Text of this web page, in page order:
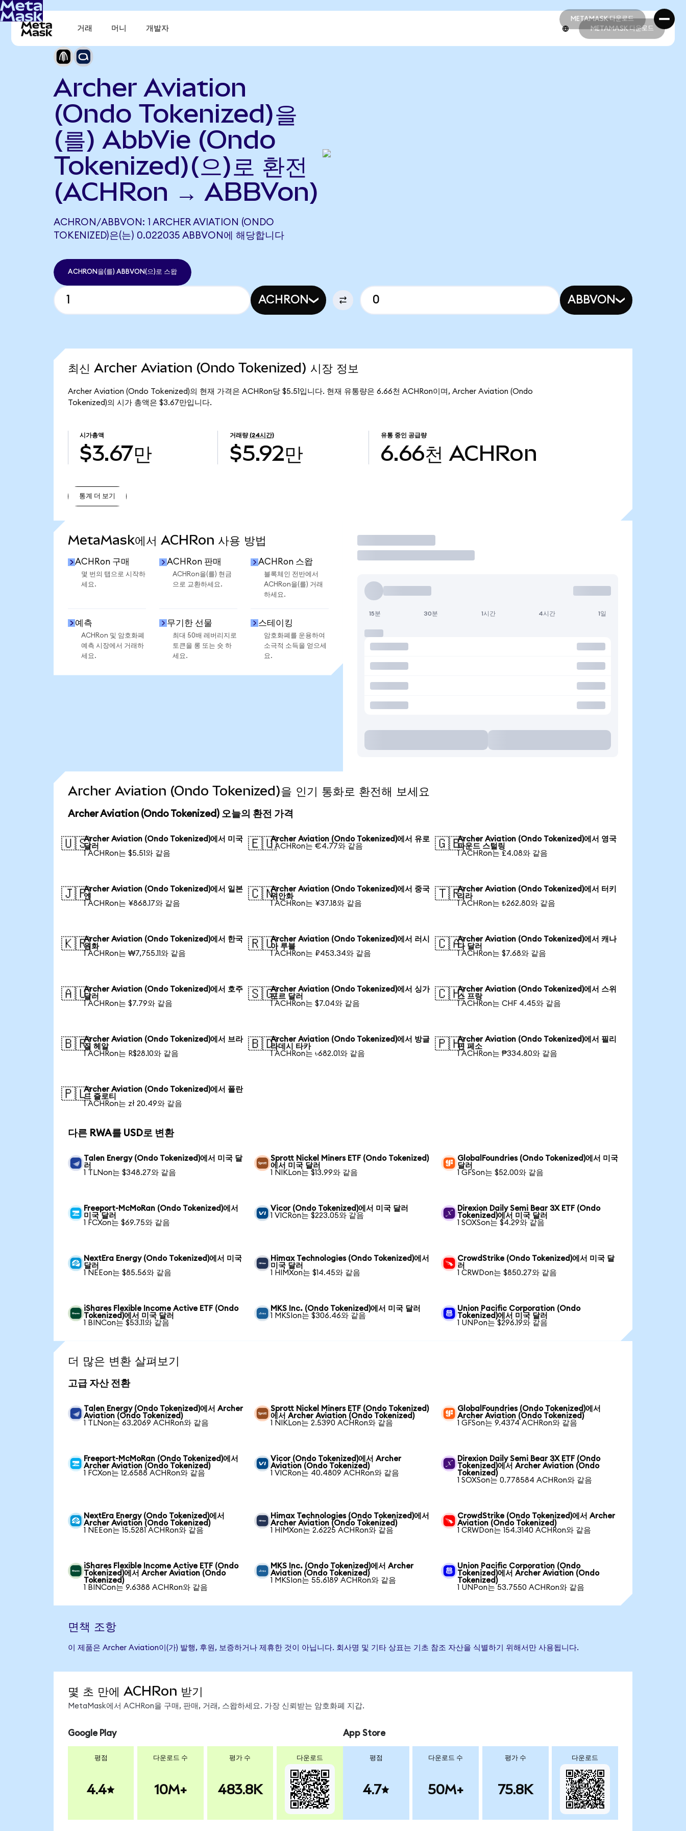
METAMASK 다운로드
METAMASK 다운로드
거래 머니 개발자 METAMASK 다운로드
Archer Aviation
(Ondo Tokenized)을
(를) AbbVie (Ondo
Tokenized)(으)로 환전
(ACHRon → ABBVon)
ACHRON/ABBVON: 1 ARCHER AVIATION (ONDO
TOKENIZED)은(는) 0.022035 ABBVON에 해당합니다
ACHRON을(를) ABBVON(으)로 스왑
ACHRON ABBVON
최신 Archer Aviation (Ondo Tokenized) 시장 정보
Archer Aviation (Ondo Tokenized)의 현재 가격은 ACHRon당 $5.51입니다. 현재 유통량은 6.66천 ACHRon이며, Archer Aviation (Ondo
Tokenized)의 시가 총액은 $3.67만입니다.
시가총액
$3.67만
거래량 (24시간)
$5.92만
유통 중인 공급량
6.66천 ACHRon
통계 더 보기
MetaMask에서 ACHRon 사용 방법
ACHRon 구매
몇 번의 탭으로 시작하
세요.
ACHRon 판매
ACHRon을(를) 현금
으로 교환하세요.
ACHRon 스왑
블록체인 전반에서
ACHRon을(를) 거래
하세요.
예측
ACHRon 및 암호화폐
예측 시장에서 거래하
세요.
무기한 선물
최대 50배 레버리지로
토큰을 롱 또는 숏 하
세요.
스테이킹
암호화폐를 운용하여
소극적 소득을 얻으세
요.
거래
15분 30분 1시간 4시간 1일
Archer Aviation (Ondo Tokenized)을 인기 통화로 환전해 보세요
Archer Aviation (Ondo Tokenized) 오늘의 환전 가격
🇺🇸Archer Aviation (Ondo Tokenized)에서 미국
달러
1 ACHRon는 $5.51와 같음
🇪🇺Archer Aviation (Ondo Tokenized)에서 유로
1 ACHRon는 €4.77와 같음
🇬🇧Archer Aviation (Ondo Tokenized)에서 영국
파운드 스털링
1 ACHRon는 £4.08와 같음
🇯🇵Archer Aviation (Ondo Tokenized)에서 일본
엔
1 ACHRon는 ¥868.17와 같음
🇨🇳Archer Aviation (Ondo Tokenized)에서 중국
위안화
1 ACHRon는 ¥37.18와 같음
🇹🇷Archer Aviation (Ondo Tokenized)에서 터키
리라
1 ACHRon는 ₺262.80와 같음
🇰🇷Archer Aviation (Ondo Tokenized)에서 한국
원화
1 ACHRon는 ₩7,755.11와 같음
🇷🇺Archer Aviation (Ondo Tokenized)에서 러시
아 루블
1 ACHRon는 ₽453.34와 같음
🇨🇦Archer Aviation (Ondo Tokenized)에서 캐나
다 달러
1 ACHRon는 $7.68와 같음
🇦🇺Archer Aviation (Ondo Tokenized)에서 호주
달러
1 ACHRon는 $7.79와 같음
🇸🇬Archer Aviation (Ondo Tokenized)에서 싱가
포르 달러
1 ACHRon는 $7.04와 같음
🇨🇭Archer Aviation (Ondo Tokenized)에서 스위
스 프랑
1 ACHRon는 CHF 4.45와 같음
🇧🇷Archer Aviation (Ondo Tokenized)에서 브라
질 헤알
1 ACHRon는 R$28.10와 같음
🇧🇩Archer Aviation (Ondo Tokenized)에서 방글
라데시 타카
1 ACHRon는 ৳682.01와 같음
🇵🇭Archer Aviation (Ondo Tokenized)에서 필리
핀 페소
1 ACHRon는 ₱334.80와 같음
🇵🇱Archer Aviation (Ondo Tokenized)에서 폴란
드 즐로티
1 ACHRon는 zł 20.49와 같음
다른 RWA를 USD로 변환
Talen Energy (Ondo Tokenized)에서 미국 달
러
1 TLNon는 $348.27와 같음
Sprott Nickel Miners ETF (Ondo Tokenized)
에서 미국 달러
1 NIKLon는 $13.99와 같음
GlobalFoundries (Ondo Tokenized)에서 미국
달러
1 GFSon는 $52.00와 같음
Freeport-McMoRan (Ondo Tokenized)에서
미국 달러
1 FCXon는 $69.75와 같음
Vicor (Ondo Tokenized)에서 미국 달러
1 VICRon는 $223.05와 같음
Direxion Daily Semi Bear 3X ETF (Ondo
Tokenized)에서 미국 달러
1 SOXSon는 $4.29와 같음
NextEra Energy (Ondo Tokenized)에서 미국
달러
1 NEEon는 $85.56와 같음
Himax Technologies (Ondo Tokenized)에서
미국 달러
1 HIMXon는 $14.45와 같음
CrowdStrike (Ondo Tokenized)에서 미국 달
러
1 CRWDon는 $850.27와 같음
iShares Flexible Income Active ETF (Ondo
Tokenized)에서 미국 달러
1 BINCon는 $53.11와 같음
MKS Inc. (Ondo Tokenized)에서 미국 달러
1 MKSIon는 $306.46와 같음
Union Pacific Corporation (Ondo
Tokenized)에서 미국 달러
1 UNPon는 $296.19와 같음
더 많은 변환 살펴보기
고급 자산 전환
Talen Energy (Ondo Tokenized)에서 Archer
Aviation (Ondo Tokenized)
1 TLNon는 63.2069 ACHRon와 같음
Sprott Nickel Miners ETF (Ondo Tokenized)
에서 Archer Aviation (Ondo Tokenized)
1 NIKLon는 2.5390 ACHRon와 같음
GlobalFoundries (Ondo Tokenized)에서
Archer Aviation (Ondo Tokenized)
1 GFSon는 9.4374 ACHRon와 같음
Freeport-McMoRan (Ondo Tokenized)에서
Archer Aviation (Ondo Tokenized)
1 FCXon는 12.6588 ACHRon와 같음
Vicor (Ondo Tokenized)에서 Archer
Aviation (Ondo Tokenized)
1 VICRon는 40.4809 ACHRon와 같음
Direxion Daily Semi Bear 3X ETF (Ondo
Tokenized)에서 Archer Aviation (Ondo
Tokenized)
1 SOXSon는 0.778584 ACHRon와 같음
NextEra Energy (Ondo Tokenized)에서
Archer Aviation (Ondo Tokenized)
1 NEEon는 15.5281 ACHRon와 같음
Himax Technologies (Ondo Tokenized)에서
Archer Aviation (Ondo Tokenized)
1 HIMXon는 2.6225 ACHRon와 같음
CrowdStrike (Ondo Tokenized)에서 Archer
Aviation (Ondo Tokenized)
1 CRWDon는 154.3140 ACHRon와 같음
iShares Flexible Income Active ETF (Ondo
Tokenized)에서 Archer Aviation (Ondo
Tokenized)
1 BINCon는 9.6388 ACHRon와 같음
MKS Inc. (Ondo Tokenized)에서 Archer
Aviation (Ondo Tokenized)
1 MKSIon는 55.6189 ACHRon와 같음
Union Pacific Corporation (Ondo
Tokenized)에서 Archer Aviation (Ondo
Tokenized)
1 UNPon는 53.7550 ACHRon와 같음
면책 조항
이 제품은 Archer Aviation이(가) 발행, 후원, 보증하거나 제휴한 것이 아닙니다. 회사명 및 기타 상표는 기초 참조 자산을 식별하기 위해서만 사용됩니다.
몇 초 만에 ACHRon 받기
MetaMask에서 ACHRon을 구매, 판매, 거래, 스왑하세요. 가장 신뢰받는 암호화폐 지갑.
Google Play
평점
4.4
다운로드 수
10M+
평가 수
483.8K
다운로드
App Store
평점
4.7
다운로드 수
50M+
평가 수
75.8K
다운로드